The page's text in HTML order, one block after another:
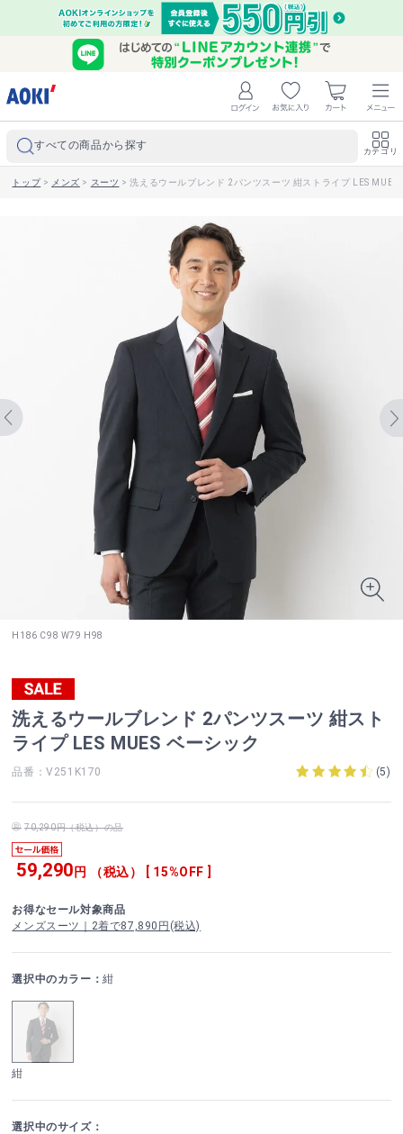
すべての商品から探す カテゴリ
トップ> メンズ > スーツ >洗えるウールブレンド 2パンツスーツ 紺ストライプ LES MUES
H186 C98 W79 H98
洗えるウールブレンド 2パンツスーツ 紺スト
ライプ LES MUES ベーシック
品番：V251K170 (5)
70,290円（税込）の品
59,290 円 （税込） [ 15%OFF ]
お得なセール対象商品
メンズスーツ｜2着で87,890円(税込)
選択中のカラー：紺
紺
選択中のサイズ：